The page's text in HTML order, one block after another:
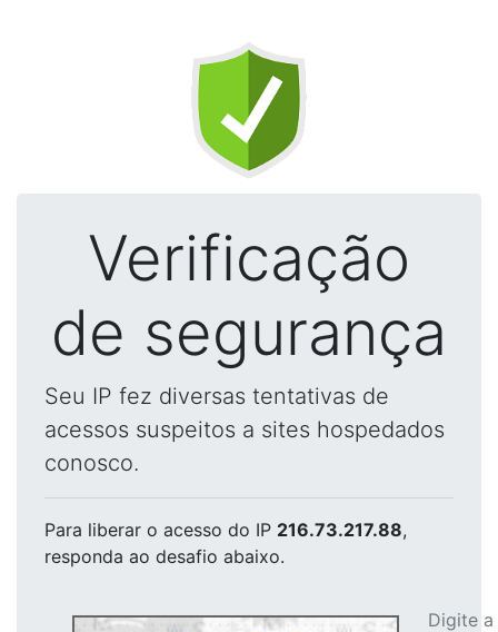
Verificação
de segurança
Seu IP fez diversas tentativas de
acessos suspeitos a sites hospedados
conosco.
Para liberar o acesso do IP 216.73.217.88,
responda ao desafio abaixo.
Digite